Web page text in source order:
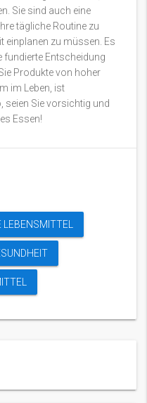
Sie sind auch eine
tägliche Routine zu
einplanen zu müssen. Es
fundierte Entscheidung
Produkte von hoher
im Leben, ist
seien Sie vorsichtig und
Essen!
LEBENSMITTEL